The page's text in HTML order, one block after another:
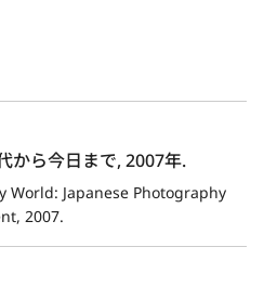
から今日まで, 2007年.
World: Japanese Photography
2007.